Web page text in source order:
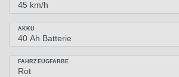
AKKU
FAHRZEUGFARBE